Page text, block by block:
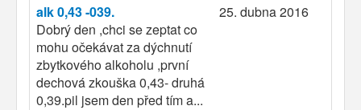
alk 0,43 -039.
Dobrý den ,chci se zeptat co
mohu očekávat za dýchnutí
zbytkového alkoholu ,první
dechová zkouška 0,43- druhá
0,39.pil jsem den před tím a...
25. dubna 2016